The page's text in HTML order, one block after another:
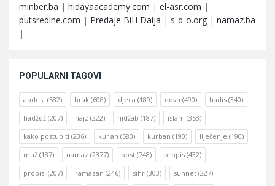
minber.ba | hidayaacademy.com | el-asr.com |
putsredine.com | Predaje BiH Daija | s-d-o.org | namaz.ba
|
POPULARNI TAGOVI
abdest (582) brak (608) djeca (189) dova (490) hadis (340)
hadždž (207) hajz (222) hidžab (187) islam (353)
kako postupiti (236) kur'an (580) kurban (190) liječenje (190)
muž (187) namaz (2377) post (748) propis (432)
propisi (207) ramazan (246) sihr (303) sunnet (227)